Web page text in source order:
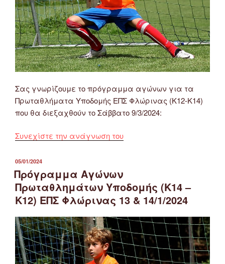
Σας γνωρίζουμε το πρόγραμμα αγώνων για τα
Πρωταθλήματα Υποδομής ΕΠΣ Φλώρινας (Κ12-Κ14)
που θα διεξαχθούν το Σάββατο 9/3/2024:
Συνεχίστε την ανάγνωση του“Πρόγραμμα
ΕΠΣ
Φλώρινας
(Κ12-
Κ14)
για
το
Σάββατο
ΔΗΜΟΣΙΕΎΤΗΚΕ
ΣΤΙΣ
05/01/2024
Πρόγραμμα Αγώνων
Πρωταθλημάτων Υποδομής (Κ14 –
Κ12) ΕΠΣ Φλώρινας 13 & 14/1/2024